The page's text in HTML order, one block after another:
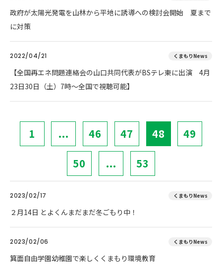
政府が太陽光発電を山林から平地に誘導への検討会開始 夏まで
に対策
2022/04/21 くまもりNews
【全国再エネ問題連絡会の山口共同代表がBSテレ東に出演 4月
23日30日（土）7時～全国で視聴可能】
1 ... 46 47 48 49
50 ... 53
2023/02/17 くまもりNews
２月14日 とよくんまだまだ冬ごもり中！
2023/02/06 くまもりNews
箕面自由学園幼稚園で楽しくくまもり環境教育